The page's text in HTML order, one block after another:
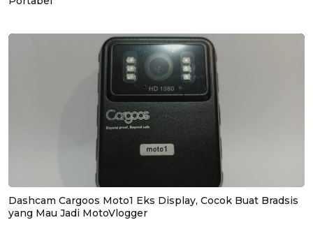
Dashcam Cargoos Moto1 Eks Display, Cocok Buat Bradsis
yang Mau Jadi MotoVlogger